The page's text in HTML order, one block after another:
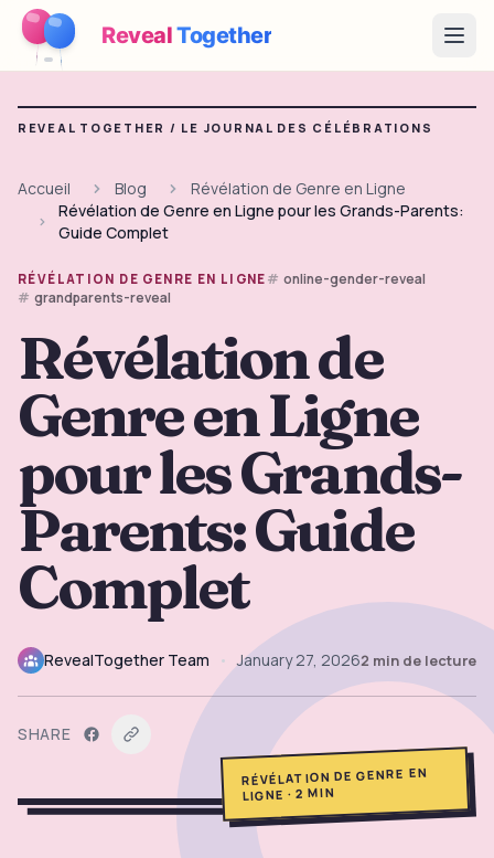
RevealTogether
Fonctionnement
Jeux
Blog
Jeux, imprimables et idées pratiques gratuits
Kit à imprimer gratuit
Outils Gratuits
Thèmes
Connexion
Commencer
🇺🇸 🇫🇷FR 🇪🇸ES
REVEAL TOGETHER / LE JOURNAL DES CÉLÉBRATIONS
Accueil Blog
Révélation de Genre en Ligne
Révélation de Genre en Ligne pour les Grands-Parents:
Guide Complet
RÉVÉLATION DE GENRE EN LIGNE
online-gender-reveal
grandparents-reveal
Révélation de
Genre en Ligne
pour les Grands-
Parents: Guide
Complet
RevealTogether Team • January 27, 20262 min de lecture
SHARE
RÉVÉLATION DE GENRE EN
LIGNE ·2 MIN